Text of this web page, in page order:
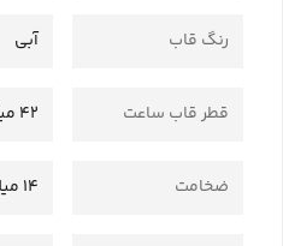
رنگ قاب آبی
قطر قاب ساعت 42 میلی‌متر
ضخامت 14 میلی متر